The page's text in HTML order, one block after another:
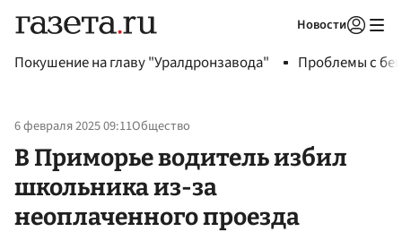
Новости
Покушение на главу "Уралдронзавода" Проблемы с
6 февраля 2025 09:11Общество
В Приморье водитель избил
школьника из-за
неоплаченного проезда